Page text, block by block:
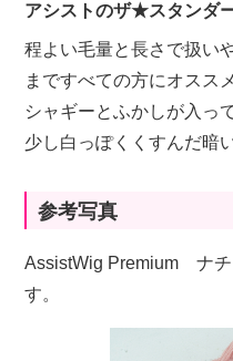
アシストのザ★スタンダ
程よい毛量と長さで扱い
まですべての方にオスス
シャギーとふかしが入っ
少し白っぽくくすんだ暗
参考写真
AssistWig Premium ナチ
す。